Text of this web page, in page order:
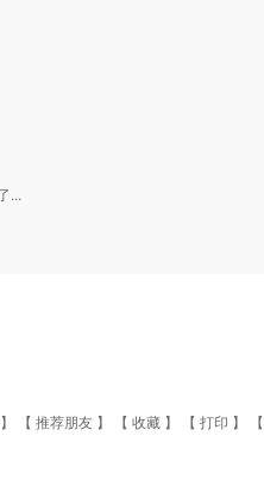
...
【 推荐朋友 】 【 收藏 】 【 打印 】 【